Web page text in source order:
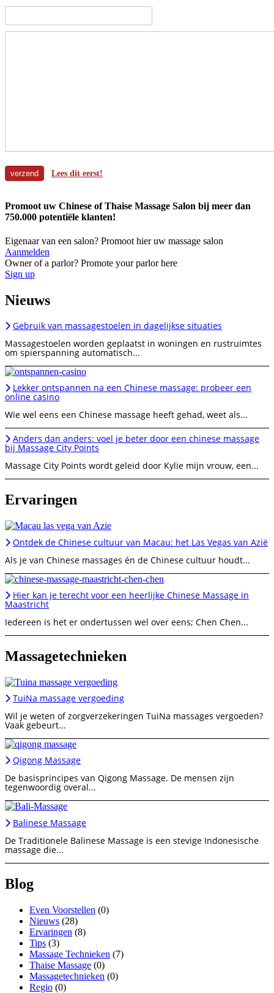
Lees dit eerst!
Promoot uw Chinese of Thaise Massage Salon bij meer dan
750.000 potentiële klanten!
Eigenaar van een salon? Promoot hier uw massage salon
Aanmelden
Owner of a parlor? Promote your parlor here
Sign up
Nieuws
Gebruik van massagestoelen in dagelijkse situaties
Massagestoelen worden geplaatst in woningen en rustruimtes
om spierspanning automatisch...
Lekker ontspannen na een Chinese massage: probeer een
online casino
Wie wel eens een Chinese massage heeft gehad, weet als...
Anders dan anders: voel je beter door een chinese massage
bij Massage City Points
Massage City Points wordt geleid door Kylie mijn vrouw, een...
Ervaringen
Ontdek de Chinese cultuur van Macau: het Las Vegas van Azië
Als je van Chinese massages én de Chinese cultuur houdt...
Hier kan je terecht voor een heerlijke Chinese Massage in
Maastricht
Iedereen is het er ondertussen wel over eens; Chen Chen...
Massagetechnieken
TuiNa massage vergoeding
Wil je weten of zorgverzekeringen TuiNa massages vergoeden?
Vaak gebeurt...
Qigong Massage
De basisprincipes van Qigong Massage. De mensen zijn
tegenwoordig overal...
Balinese Massage
De Traditionele Balinese Massage is een stevige Indonesische
massage die...
Blog
Even Voorstellen (0)
Nieuws (28)
Ervaringen (8)
Tips (3)
Massage Technieken (7)
Thaise Massage (0)
Massagetechnieken (0)
Regio (0)